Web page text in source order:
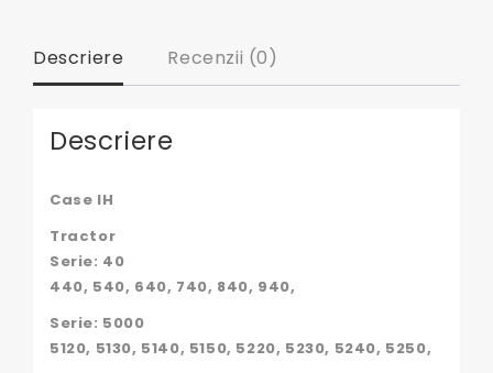
12092901,
121134000,
Descriere Recenzii (0)
Descriere
Case IH
Tractor
Serie: 40
440, 540, 640, 740, 840, 940,
Serie: 5000
5120, 5130, 5140, 5150, 5220, 5230, 5240, 5250,